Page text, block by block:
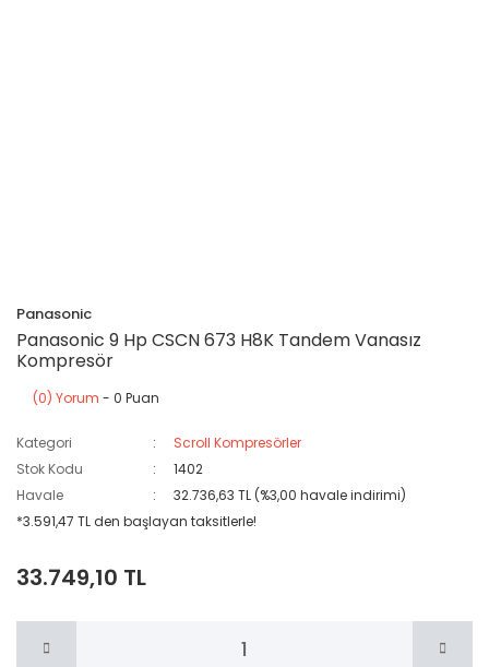
Panasonic
Panasonic 9 Hp CSCN 673 H8K Tandem Vanasız
Kompresör
(0) Yorum - 0 Puan
Kategori
Scroll Kompresörler
Stok Kodu
1402
Havale
32.736,63 TL (%3,00 havale indirimi)
*3.591,47 TL den başlayan taksitlerle!
33.749,10 TL